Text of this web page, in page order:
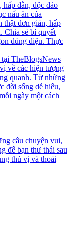
hấp dẫn, độc đáo
nấu ăn của
thật đơn giản, hấp
Chia sẻ bí quyết
đúng điệu. Thực
TheBlogsNews
về các hiện tượng
quanh. Từ những
đời sống dễ hiểu,
ngày một cách
câu chuyện vui,
để bạn thư thái sau
thú vị và thoải